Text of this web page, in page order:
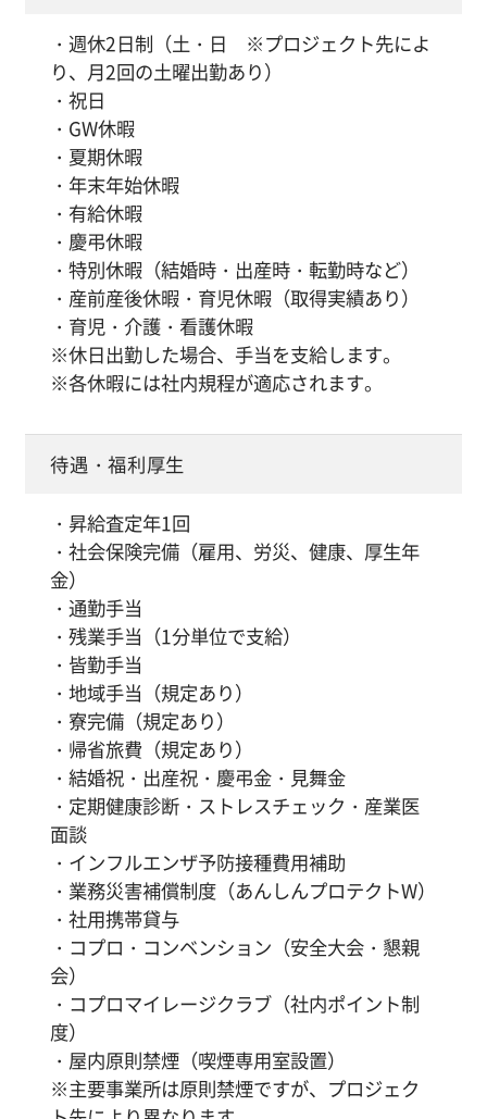
・週休2日制（土・日 ※プロジェクト先によ
り、月2回の土曜出勤あり）
・祝日
・GW休暇
・夏期休暇
・年末年始休暇
・有給休暇
・慶弔休暇
・特別休暇（結婚時・出産時・転勤時など）
・産前産後休暇・育児休暇（取得実績あり）
・育児・介護・看護休暇
※休日出勤した場合、手当を支給します。
※各休暇には社内規程が適応されます。
待遇・福利厚生
・昇給査定年1回
・社会保険完備（雇用、労災、健康、厚生年
金）
・通勤手当
・残業手当（1分単位で支給）
・皆勤手当
・地域手当（規定あり）
・寮完備（規定あり）
・帰省旅費（規定あり）
・結婚祝・出産祝・慶弔金・見舞金
・定期健康診断・ストレスチェック・産業医
面談
・インフルエンザ予防接種費用補助
・業務災害補償制度（あんしんプロテクトW）
・社用携帯貸与
・コプロ・コンベンション（安全大会・懇親
会）
・コプロマイレージクラブ（社内ポイント制
度）
・屋内原則禁煙（喫煙専用室設置）
※主要事業所は原則禁煙ですが、プロジェク